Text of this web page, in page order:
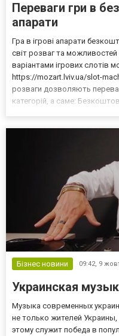
Переваги гри в
апарати
Гра в ігрові апарати
світ розваг та
варіантами ігрових слотів
https://mozart.lviv.ua/slot-
розваги дозволяють
категорій, а саме:
Бізнес новини 09:42, 9
Украинская
Музыка современных
не только жителей
этому служит победа в